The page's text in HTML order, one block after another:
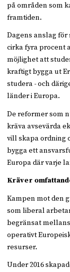
på områden som
framtiden.
Dagens anslag
cirka fyra procent
möjlighet att
kraftigt bygga ut
studera - och
länder i Europa.
De reformer som
kräva avsevärda
vill skapa ordning
bygga ett
Europa där varje
Kräver
Kampen mot den
som liberal
begränsat
operativt
resurser.
Under 2016